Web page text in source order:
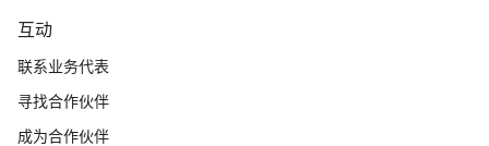
互动
联系业务代表
寻找合作伙伴
成为合作伙伴